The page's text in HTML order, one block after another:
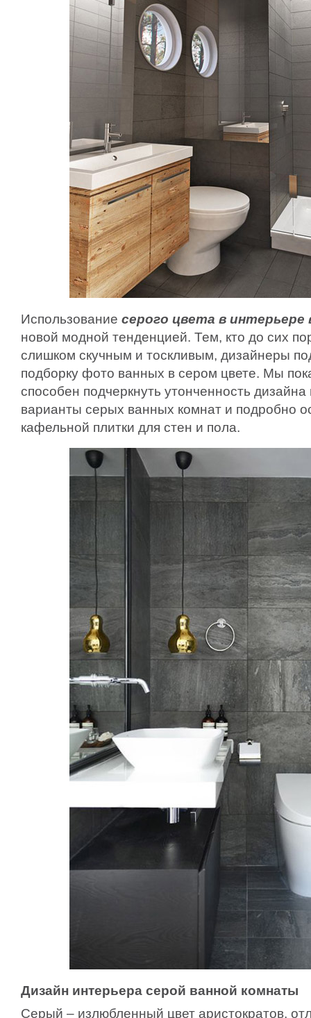
Использование серого цвета в
новой модной тенденцией. Тем, кто до сих
слишком скучным и тоскливым, дизайнеры
подборку фото ванных в сером цвете. Мы
способен подчеркнуть утонченность
варианты серых ванных комнат и подробно
кафельной плитки для стен и пола.
Дизайн интерьера серой ванной комнаты
Серый – излюбленный цвет аристократов,